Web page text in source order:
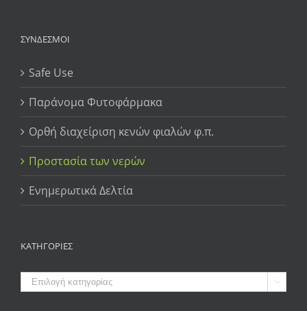
ΣΥΝΔΕΣΜΟΙ
Safe Use
Παράνομα Φυτοφάρμακα
Ορθή διαχείριση κενών φιαλών φ.π.
Προστασία των νερών
Ενημερωτικά Δελτία
ΚΑΤΗΓΟΡΙΕΣ
ΚΑΤΗΓΟΡΙΕΣ 